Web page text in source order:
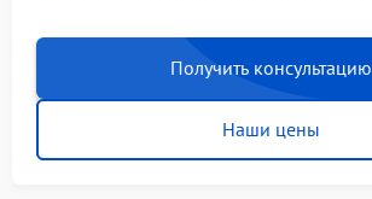
Получить консультацию
Наши цены